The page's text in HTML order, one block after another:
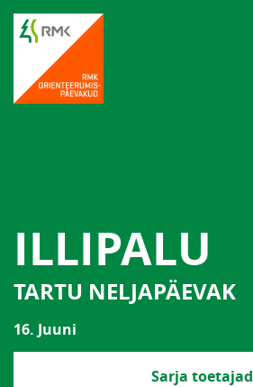
ILLIPALU
TARTU NELJAPÄEVAK
16. Juuni
Sarja toetajad